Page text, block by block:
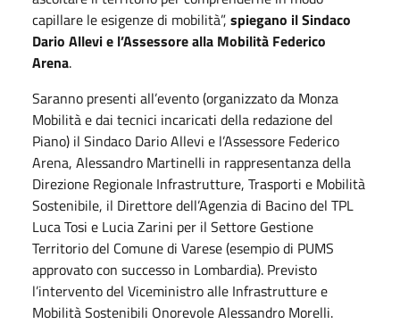
capillare le esigenze di mobilità”, spiegano il Sindaco
Dario Allevi e l’Assessore alla Mobilità Federico
Arena.
Saranno presenti all’evento (organizzato da Monza
Mobilità e dai tecnici incaricati della redazione del
Piano) il Sindaco Dario Allevi e l’Assessore Federico
Arena, Alessandro Martinelli in rappresentanza della
Direzione Regionale Infrastrutture, Trasporti e Mobilità
Sostenibile, il Direttore dell’Agenzia di Bacino del TPL
Luca Tosi e Lucia Zarini per il Settore Gestione
Territorio del Comune di Varese (esempio di PUMS
approvato con successo in Lombardia). Previsto
l’intervento del Viceministro alle Infrastrutture e
Mobilità Sostenibili Onorevole Alessandro Morelli.